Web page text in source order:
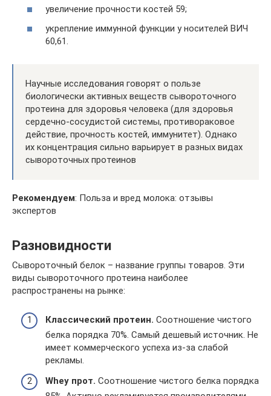
увеличение прочности костей 59;
укрепление иммунной функции у носителей ВИЧ
60,61.
Научные исследования говорят о пользе
биологически активных веществ сывороточного
протеина для здоровья человека (для здоровья
сердечно-сосудистой системы, противораковое
действие, прочность костей, иммунитет). Однако
их концентрация сильно варьирует в разных видах
сывороточных протеинов
Рекомендуем: Польза и вред молока: отзывы
экспертов
Разновидности
Сывороточный белок – название группы товаров. Эти
виды сывороточного протеина наиболее
распространены на рынке:
Классический протеин. Соотношение чистого
белка порядка 70%. Самый дешевый источник. Не
имеет коммерческого успеха из-за слабой
рекламы.
Whey прот. Соотношение чистого белка порядка